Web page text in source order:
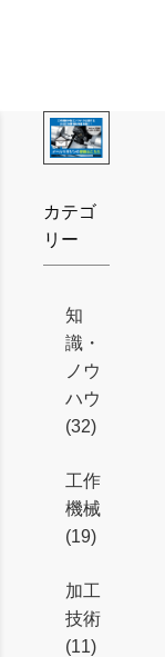
カテゴ
リー
知
識・
ノウ
ハウ
(32)
工作
機械
(19)
加工
技術
(11)